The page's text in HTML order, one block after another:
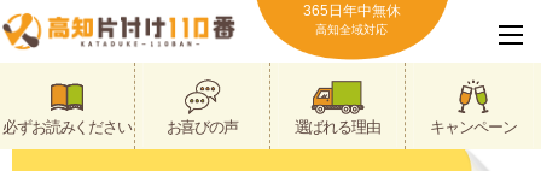
365日年中無休
高知全域対応
必ずお読みください お喜びの声 選ばれる理由 キャンペーン